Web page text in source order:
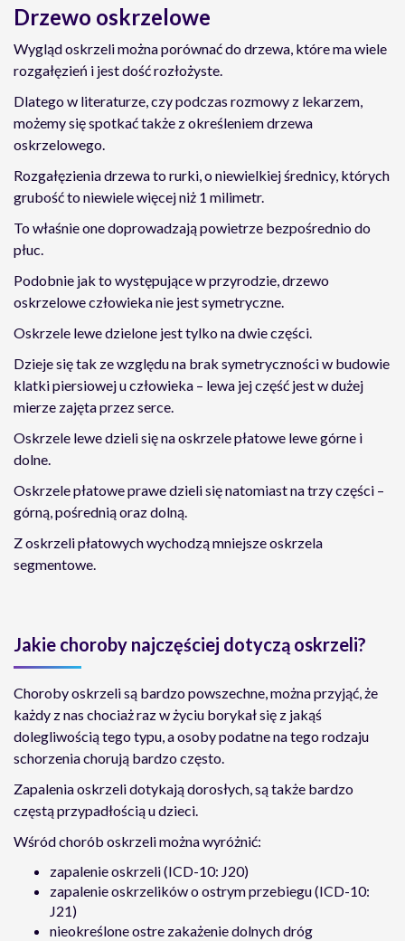
Drzewo oskrzelowe
Wygląd oskrzeli można porównać do drzewa, które ma wiele
rozgałęzień i jest dość rozłożyste.
Dlatego w literaturze, czy podczas rozmowy z lekarzem,
możemy się spotkać także z określeniem drzewa
oskrzelowego.
Rozgałęzienia drzewa to rurki, o niewielkiej średnicy, których
grubość to niewiele więcej niż 1 milimetr.
To właśnie one doprowadzają powietrze bezpośrednio do
płuc.
Podobnie jak to występujące w przyrodzie, drzewo
oskrzelowe człowieka nie jest symetryczne.
Oskrzele lewe dzielone jest tylko na dwie części.
Dzieje się tak ze względu na brak symetryczności w budowie
klatki piersiowej u człowieka – lewa jej część jest w dużej
mierze zajęta przez serce.
Oskrzele lewe dzieli się na oskrzele płatowe lewe górne i
dolne.
Oskrzele płatowe prawe dzieli się natomiast na trzy części –
górną, pośrednią oraz dolną.
Z oskrzeli płatowych wychodzą mniejsze oskrzela
segmentowe.
Jakie choroby najczęściej dotyczą oskrzeli?
Choroby oskrzeli są bardzo powszechne, można przyjąć, że
każdy z nas chociaż raz w życiu borykał się z jakąś
dolegliwością tego typu, a osoby podatne na tego rodzaju
schorzenia chorują bardzo często.
Zapalenia oskrzeli dotykają dorosłych, są także bardzo
częstą przypadłością u dzieci.
Wśród chorób oskrzeli można wyróżnić:
zapalenie oskrzeli (ICD-10: J20)
zapalenie oskrzelików o ostrym przebiegu (ICD-10:
J21)
nieokreślone ostre zakażenie dolnych dróg